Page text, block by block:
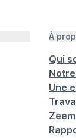
À
Qui
Une